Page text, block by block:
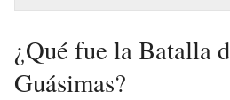
¿Qué fue la Batalla
Guásimas?